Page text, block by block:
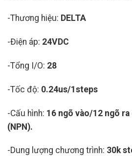
-Thương hiệu: DELTA
-Điện áp: 24VDC
-Tổng I/O: 28
-Tốc độ: 0.24us/1steps
-Cấu hình: 16 ngõ vào/12 ngõ
(NPN).
-Dung lượng chương trình: 30k